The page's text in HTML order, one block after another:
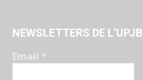
NEWSLETTERS DE L’UPJB
Email *